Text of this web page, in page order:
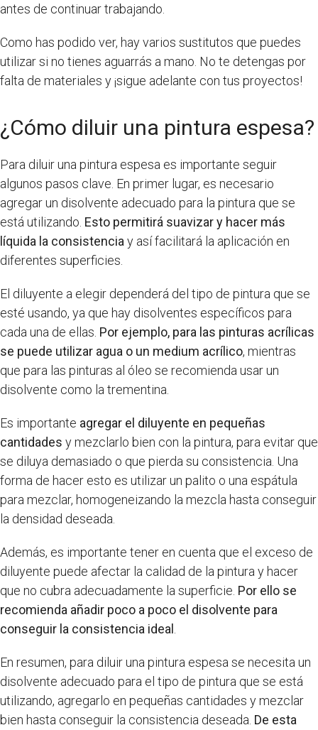
antes de continuar trabajando.
Como has podido ver, hay varios sustitutos que puedes
utilizar si no tienes aguarrás a mano. No te detengas por
falta de materiales y ¡sigue adelante con tus proyectos!
¿Cómo diluir una pintura espesa?
Para diluir una pintura espesa es importante seguir
algunos pasos clave. En primer lugar, es necesario
agregar un disolvente adecuado para la pintura que se
está utilizando. Esto permitirá suavizar y hacer más
líquida la consistencia y así facilitará la aplicación en
diferentes superficies.
El diluyente a elegir dependerá del tipo de pintura que se
esté usando, ya que hay disolventes específicos para
cada una de ellas. Por ejemplo, para las pinturas acrílicas
se puede utilizar agua o un medium acrílico, mientras
que para las pinturas al óleo se recomienda usar un
disolvente como la trementina.
Es importante agregar el diluyente en pequeñas
cantidades y mezclarlo bien con la pintura, para evitar que
se diluya demasiado o que pierda su consistencia. Una
forma de hacer esto es utilizar un palito o una espátula
para mezclar, homogeneizando la mezcla hasta conseguir
la densidad deseada.
Además, es importante tener en cuenta que el exceso de
diluyente puede afectar la calidad de la pintura y hacer
que no cubra adecuadamente la superficie. Por ello se
recomienda añadir poco a poco el disolvente para
conseguir la consistencia ideal
En resumen, para diluir una pintura espesa se necesita un
disolvente adecuado para el tipo de pintura que se está
utilizando, agregarlo en pequeñas cantidades y mezclar
bien hasta conseguir la consistencia deseada. De esta